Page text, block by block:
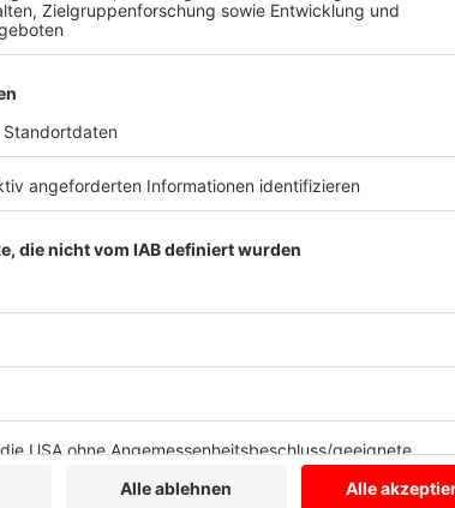
Kinder und Hitze: Tipps und
Babys und Kinder reagieren empfindlich auf Hitze
schützt und welche Maßnahmen bei Überhitzung
Hier für den Artikel klicken
Anzeige
Außerdem gibt es eine Grafikübersicht über die
Deutschland. Wie viel Fahrzeit benötigt ihr, um zum